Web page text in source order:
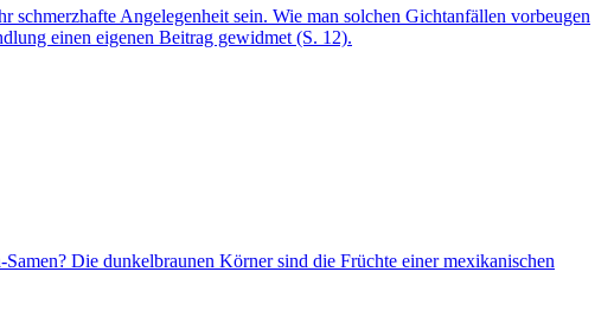
schmerzhafte Angelegenheit sein. Wie man solchen Gichtanfällen vorbeugen
einen eigenen Beitrag gewidmet (S. 12).
Die dunkelbraunen Körner sind die Früchte einer mexikanischen